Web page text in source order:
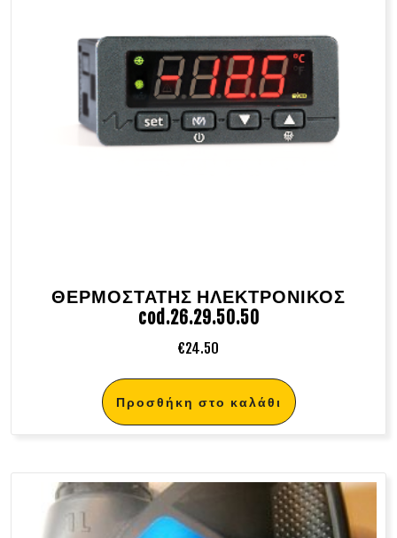
ΘΕΡΜΟΣΤΑΤΗΣ ΗΛΕΚΤΡΟΝΙΚΟΣ
cod.26.29.50.50
€24.50
Προσθήκη στο καλάθι